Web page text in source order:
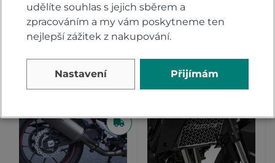
2 990 Kč DETAIL
3 490
Kč
KOUPIT
udělíte souhlas s jejich sběrem a
zpracováním a my vám poskytneme ten
nejlepší zážitek z nakupování.
Nastavení Přijímám